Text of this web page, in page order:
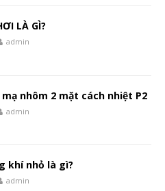
LÀ GÌ?
admin
nhôm 2 mặt cách nhiệt P2
admin
khí nhỏ là gì?
admin